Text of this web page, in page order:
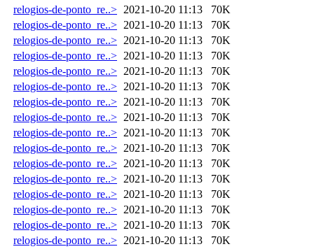
relogios-de-ponto_re..> 2021-10-20 11:13
70K
relogios-de-ponto_re..> 2021-10-20 11:13
70K
relogios-de-ponto_re..> 2021-10-20 11:13
70K
relogios-de-ponto_re..> 2021-10-20 11:13
70K
relogios-de-ponto_re..> 2021-10-20 11:13
70K
relogios-de-ponto_re..> 2021-10-20 11:13
70K
relogios-de-ponto_re..> 2021-10-20 11:13
70K
relogios-de-ponto_re..> 2021-10-20 11:13
70K
relogios-de-ponto_re..> 2021-10-20 11:13
70K
relogios-de-ponto_re..> 2021-10-20 11:13
70K
relogios-de-ponto_re..> 2021-10-20 11:13
70K
relogios-de-ponto_re..> 2021-10-20 11:13
70K
relogios-de-ponto_re..> 2021-10-20 11:13
70K
relogios-de-ponto_re..> 2021-10-20 11:13
70K
relogios-de-ponto_re..> 2021-10-20 11:13
70K
relogios-de-ponto_re..> 2021-10-20 11:13
70K